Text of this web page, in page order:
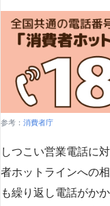
参考： 消費者庁
しつこい営業電話に
者ホットラインへの
も繰り返し電話がか